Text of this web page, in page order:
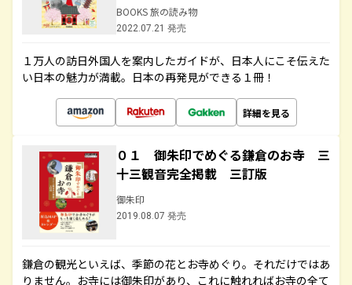
BOOKS 旅の読み物
2022.07.21 発売
１万人の訪日外国人を案内したガイドが、日本人にこそ伝えた
い日本の魅力が満載。日本の再発見ができる１冊！
詳細を見る
０１ 御朱印でめぐる鎌倉のお寺 三
十三観音完全掲載 三訂版
御朱印
2019.08.07 発売
鎌倉の観光といえば、季節の花とお寺めぐり。それだけではあ
りません。お寺には御朱印があり、これに触れればお寺の全て